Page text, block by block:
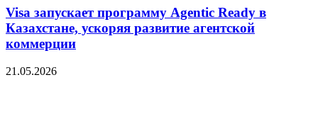
Visa запускает программу Agentic Ready в
Казахстане, ускоряя развитие агентской
коммерции
21.05.2026